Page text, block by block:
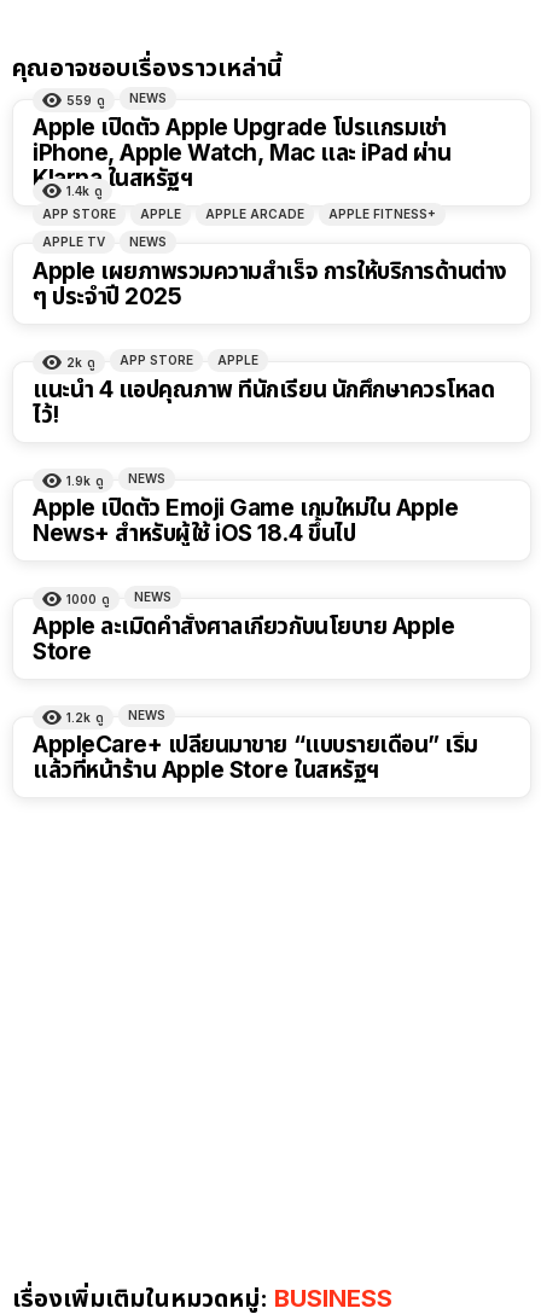
คุณอาจชอบเรื่องราวเหล่านี้
559 ดู NEWS
Apple เปิดตัว Apple Upgrade โปรแกรมเช่า
iPhone, Apple Watch, Mac และ iPad ผ่าน
Klarna ในสหรัฐฯ
1.4k ดู
APP STORE
APPLE APPLE ARCADE
APPLE FITNESS+
APPLE TV
NEWS
Apple เผยภาพรวมความสำเร็จ การให้บริการด้านต่าง
ๆ ประจำปี 2025
2k ดู APP STORE APPLE
แนะนำ 4 แอปคุณภาพ ที่นักเรียน นักศึกษาควรโหลด
ไว้!
1.9k ดู NEWS
Apple เปิดตัว Emoji Game เกมใหม่ใน Apple
News+ สำหรับผู้ใช้ iOS 18.4 ขึ้นไป
1000 ดู NEWS
Apple ละเมิดคำสั่งศาลเกี่ยวกับนโยบาย Apple
Store
1.2k ดู NEWS
AppleCare+ เปลี่ยนมาขาย “แบบรายเดือน” เริ่ม
แล้วที่หน้าร้าน Apple Store ในสหรัฐฯ
เรื่องเพิ่มเติมในหมวดหมู่: BUSINESS